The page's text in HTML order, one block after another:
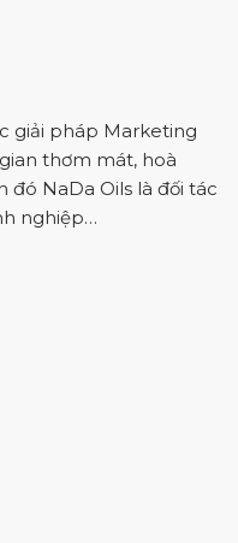
giải pháp Marketing
thơm mát, hoà
đó NaDa Oils là đối tác
nghiệp…